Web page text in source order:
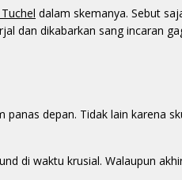
dalam skemanya. Sebut
dan dikabarkan sang incaran
depan. Tidak lain karena
di waktu krusial. Walaupun